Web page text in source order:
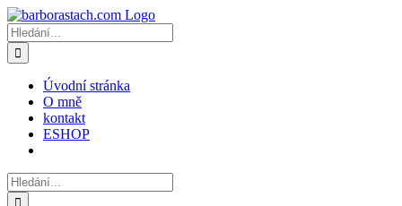
Přeskočit
na
obsah
Hledat:
Úvodní stránka
O mně
kontakt
ESHOP
Hledat: